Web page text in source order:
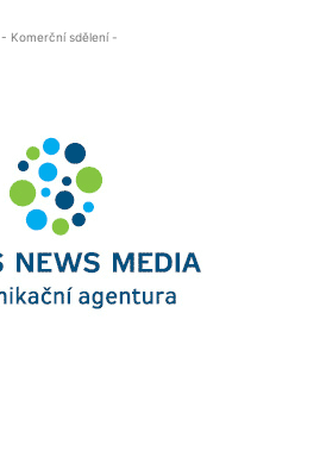
- Komerční sdělení -